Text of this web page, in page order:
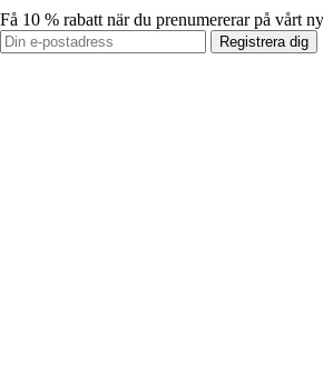
Få 10 % rabatt när du prenumererar på vårt
Registrera dig